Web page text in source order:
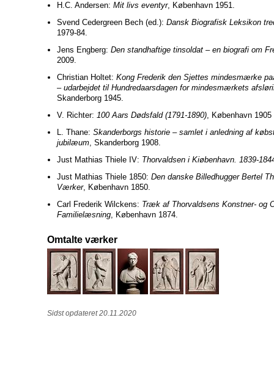
H.C. Andersen: Mit livs eventyr, København 1951.
Svend Cedergreen Bech (ed.): Dansk Biografisk Leksikon
1979-84.
Jens Engberg: Den standhaftige tinsoldat – en biografi om
2009.
Christian Holtet: Kong Frederik den Sjettes mindesmærke
– udarbejdet til Hundredaarsdagen for mindesmærkets
Skanderborg 1945.
V. Richter: 100 Aars Dødsfald (1791-1890), København 1905
L. Thane: Skanderborgs historie – samlet i anledning af
jubilæum, Skanderborg 1908.
Just Mathias Thiele IV: Thorvaldsen i Kiøbenhavn. 1839-
Just Mathias Thiele 1850: Den danske Billedhugger Bertel
Værker, København 1850.
Carl Frederik Wilckens: Træk af Thorvaldsens Konstner- og
Familielæsning, København 1874.
Omtalte værker
Sidst opdateret 20.11.2020